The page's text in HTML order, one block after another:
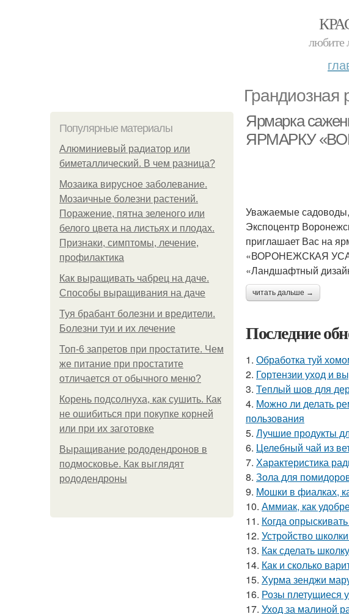
любите
Грандиозная
Популярные материалы
Алюминиевый радиатор или
биметаллический. В чем разница?
Мозаика вирусное заболевание.
Мозаичные болезни растений.
Поражение, пятна зеленого или
белого цвета на листьях и плодах.
Признаки, симптомы, лечение,
профилактика
Как выращивать чабрец на даче.
Способы выращивания на даче
Туя брабант болезни и вредители.
Болезни туи и их лечение
Топ-6 запретов при простатите. Чем
же питание при простатите
отличается от обычного меню?
Корень подсолнуха, как сушить. Как
не ошибиться при покупке корней
или при их заготовке
Выращивание рододендронов в
подмосковье. Как выглядят
рододендроны
Ярмарка
ЯРМАРКУ
Уважаемые
Экспоцентр
приглашает Вас на
«ВОРОНЕЖСКАЯ
«Ландшафтный
читать дальше →
Последние
1. Обработка туй
2. Гортензии уход и
3. Теплый шов для
4. Можно ли делать
пользования
5. Лучшие продукты
6. Целебный чай из
7. Характеристика
8. Зола для
9. Мошки в фиалках,
10. Аммиак, как
11. Когда
12. Устройство
13. Как сделать
14. Как и сколько
15. Хурма зенджи
16. Розы плетущиеся
17. Уход за малиной